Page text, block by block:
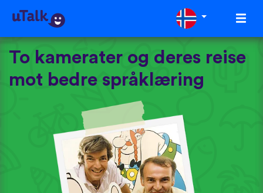
To kamerater og deres reise
mot bedre språklæring